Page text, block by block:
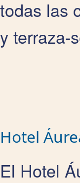
todas las
y terraza-
Hotel
El Hotel